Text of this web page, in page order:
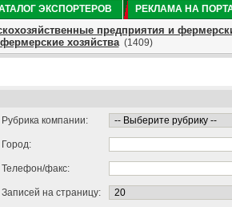
ЭКСПОРТЕРОВ РЕКЛАМА НА
предприятия и
хозяйства(1409)
Рубрика компании:
Город:
Телефон/факс:
Записей на страницу: